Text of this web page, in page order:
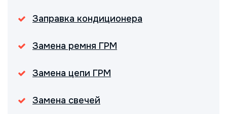
Заправка кондиционера
Замена ремня ГРМ
Замена цепи ГРМ
Замена свечей